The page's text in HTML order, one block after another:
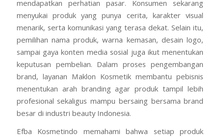
mendapatkan perhatian pasar. Konsumen sekarang
menyukai produk yang punya cerita, karakter visual
menarik, serta komunikasi yang terasa dekat. Selain itu,
pemilihan nama produk, warna kemasan, desain logo,
sampai gaya konten media sosial juga ikut menentukan
keputusan pembelian. Dalam proses pengembangan
brand, layanan Maklon Kosmetik membantu pebisnis
menentukan arah branding agar produk tampil lebih
profesional sekaligus mampu bersaing bersama brand
besar di industri beauty Indonesia.
Efba Kosmetindo memahami bahwa setiap produk